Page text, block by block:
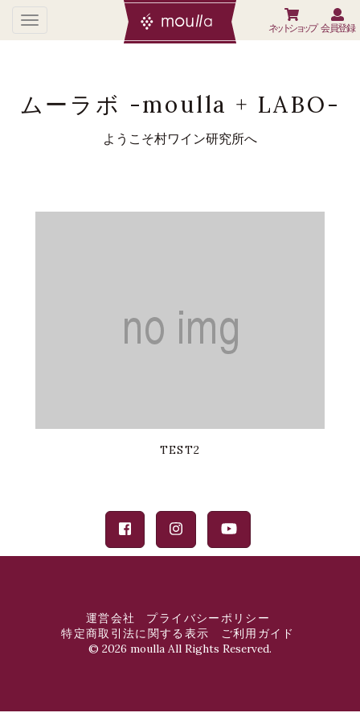
会員登録
ネットショップ
ムーラボ -moulla + LABO-
ようこそ村ワイン研究所へ
TEST2
運営会社
プライバシーポリシー
特定商取引法に関する表示
ご利用ガイド
© 2026 moulla All Rights Reserved.